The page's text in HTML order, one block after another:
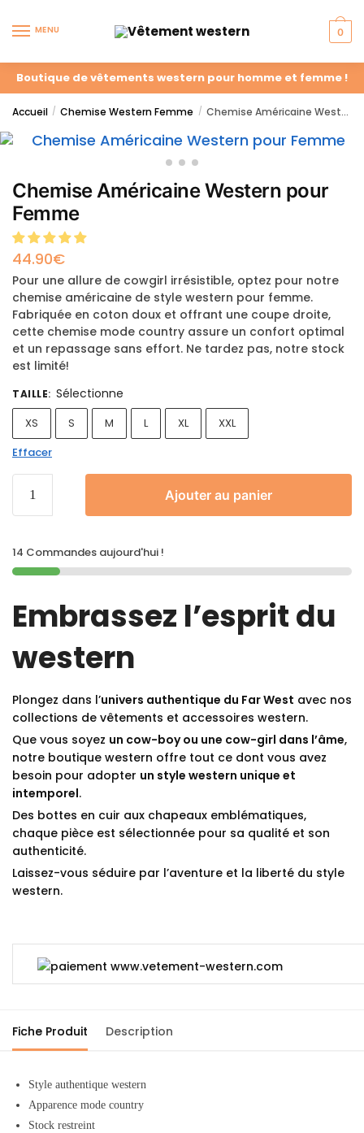
MENU 0
Boutique de vêtements western pour homme et femme !
Accueil / Chemise Western Femme / Chemise Américaine Western pour Femme
Chemise Américaine Western pour
Femme
44.90€
Pour une allure de cowgirl irrésistible, optez pour notre
chemise américaine de style western pour femme.
Fabriquée en coton doux et offrant une coupe droite,
cette chemise mode country assure un confort optimal
et un repassage sans effort. Ne tardez pas, notre stock
est limité!
TAILLE: Sélectionne
XS S M L XL
XXL
Effacer
Ajouter au panier
14 Commandes aujourd'hui !
Embrassez l’esprit du
western
Plongez dans l’univers authentique du Far West avec nos
collections de vêtements et accessoires western.
Que vous soyez un cow-boy ou une cow-girl dans l’âme,
notre boutique western offre tout ce dont vous avez
besoin pour adopter un style western unique et
intemporel.
Des bottes en cuir aux chapeaux emblématiques,
chaque pièce est sélectionnée pour sa qualité et son
authenticité.
Laissez-vous séduire par l’aventure et la liberté du style
western.
Fiche Produit Description
Style authentique western
Apparence mode country
Stock restreint